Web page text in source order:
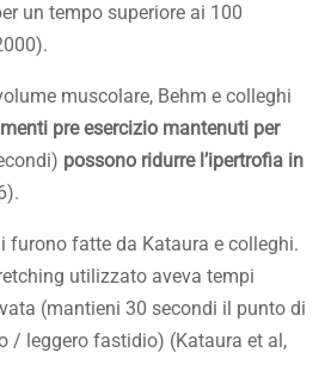
un tempo superiore ai 100
muscolare, Behm e colleghi
pre esercizio mantenuti per
possono ridurre l’ipertrofia in
furono fatte da Kataura e colleghi.
utilizzato aveva tempi
(mantieni 30 secondi il punto di
/ leggero fastidio) (Kataura et al,